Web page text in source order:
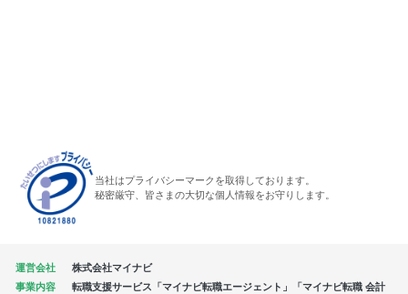
当社はプライバシーマークを取得しております。
秘密厳守、皆さまの大切な個人情報をお守りします。
運営会社
株式会社マイナビ
事業内容
転職支援サービス「マイナビ転職エージェント」「マイナビ転職 会計